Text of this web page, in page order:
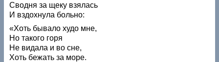
Сводня за щеку взялась
И вздохнула больно:
«Хоть бывало худо мне,
Но такого горя
Не видала и во сне,
Хоть бежать за море.